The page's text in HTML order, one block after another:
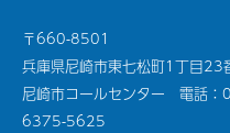
〒660-8501
兵庫県尼崎市東七松町1丁目23
尼崎市コールセンター 電話
6375-5625